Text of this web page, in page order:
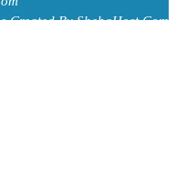
Created By ShebaHost.Com